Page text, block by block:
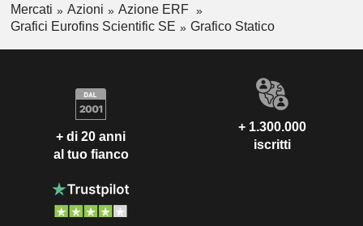
Mercati Azioni
Azione ERF
Grafici Eurofins Scientific SE
Grafico Statico
+ di 20 anni
al tuo fianco
+ 1.300.000
iscritti